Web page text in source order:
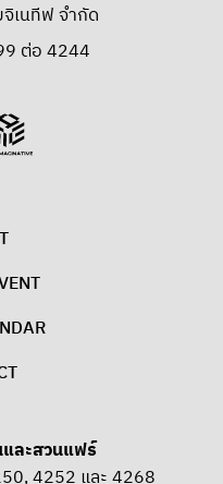
เนทีฟ จำกัด
ต่อ 4244
ละสวนแฟร์
4252 และ 4268